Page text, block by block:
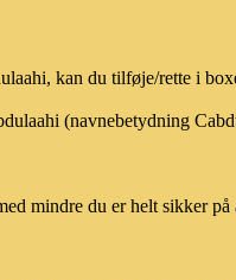
kan du tilføje/rette i
(navnebetydning
mindre du er helt sikker